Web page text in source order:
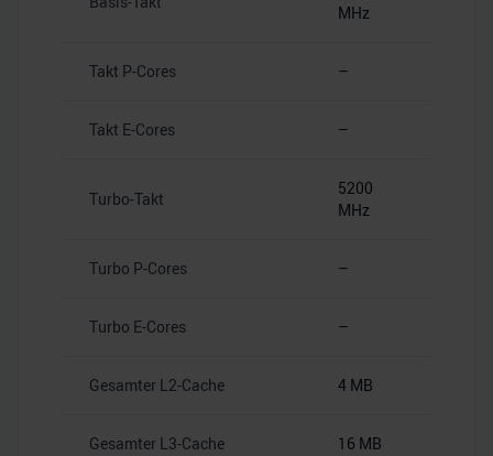
MHz
Takt P-Cores –
Takt E-Cores –
Turbo-Takt
5200
MHz
Turbo P-Cores –
Turbo E-Cores –
Gesamter L2-Cache 4 MB
Gesamter L3-Cache 16 MB